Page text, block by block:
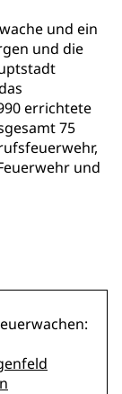
und ein
und die
errichtete
75
und